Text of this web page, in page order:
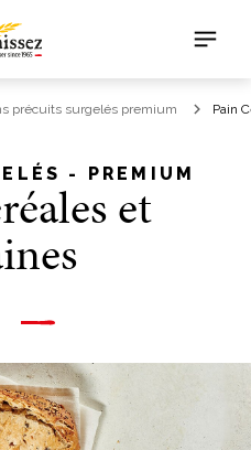
précuits surgelés premium Pain
- PREMIUM
et